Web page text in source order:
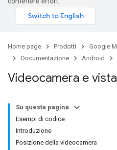
Home page Prodotti
Google
Documentazione
Android
Videocamera e vista
Su questa pagina
Esempi di codice
Introduzione
Posizione della videocamera